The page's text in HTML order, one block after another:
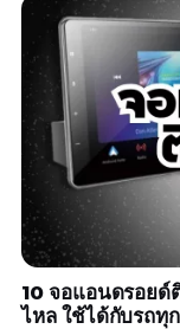
10 จอแอนดรอย
ไหล ใช้ได้กับรถทุ